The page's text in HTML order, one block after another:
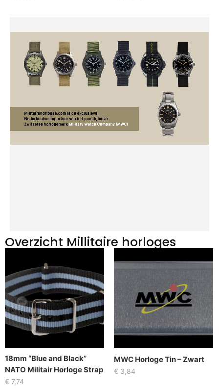
Overzicht Millitaire horloges
18mm “Blue and Black”
NATO Militair Horloge Strap
€ 7,74
MWC Horloge Tin – Zwart
€ 3,84